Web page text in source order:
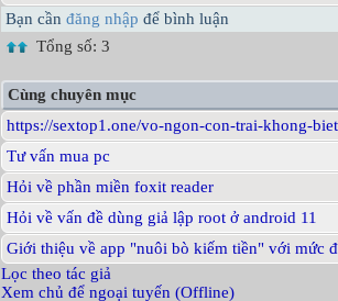
Bạn cần đăng nhập để bình luận
Tổng số: 3
Cùng chuyên mục
https://sextop1.one/vo-ngon-con-trai-khong-
Tư vấn mua pc
Hỏi về phần miền foxit reader
Hỏi về vấn đề dùng giả lập root ở android 11
Giới thiệu về app "nuôi bò kiếm tiền" với mức
Lọc theo tác giả
Xem chủ để ngoại tuyến (Offline)